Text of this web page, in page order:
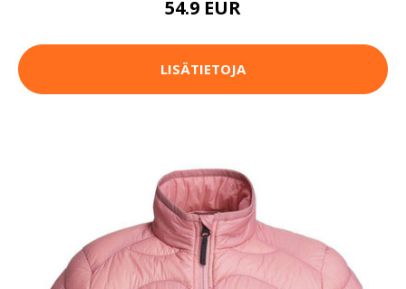
54.9 EUR
LISÄTIETOJA